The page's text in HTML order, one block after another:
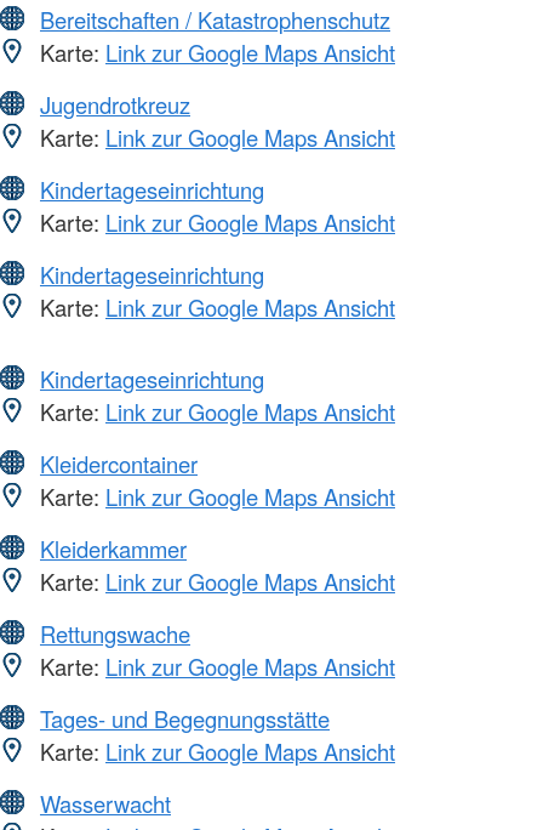
Bereitschaften / Katastrophenschutz
Karte: Link zur Google Maps Ansicht
Jugendrotkreuz
Karte: Link zur Google Maps Ansicht
Kindertageseinrichtung
Karte: Link zur Google Maps Ansicht
Kindertageseinrichtung
Karte: Link zur Google Maps Ansicht
Kindertageseinrichtung
Karte: Link zur Google Maps Ansicht
Kleidercontainer
Karte: Link zur Google Maps Ansicht
Kleiderkammer
Karte: Link zur Google Maps Ansicht
Rettungswache
Karte: Link zur Google Maps Ansicht
Tages- und Begegnungsstätte
Karte: Link zur Google Maps Ansicht
Wasserwacht